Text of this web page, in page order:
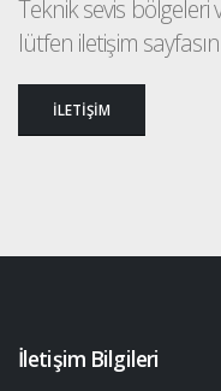
Teknik sevis bölgeleri
lütfen iletişim
İLETİŞİM
İletişim Bilgileri